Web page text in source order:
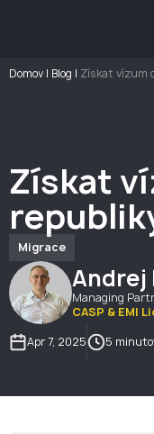
Domov | Blog | Získat vízum
Získat
Migrace
Andrej
Managing
CASP & EMI
Apr 7, 2025
5